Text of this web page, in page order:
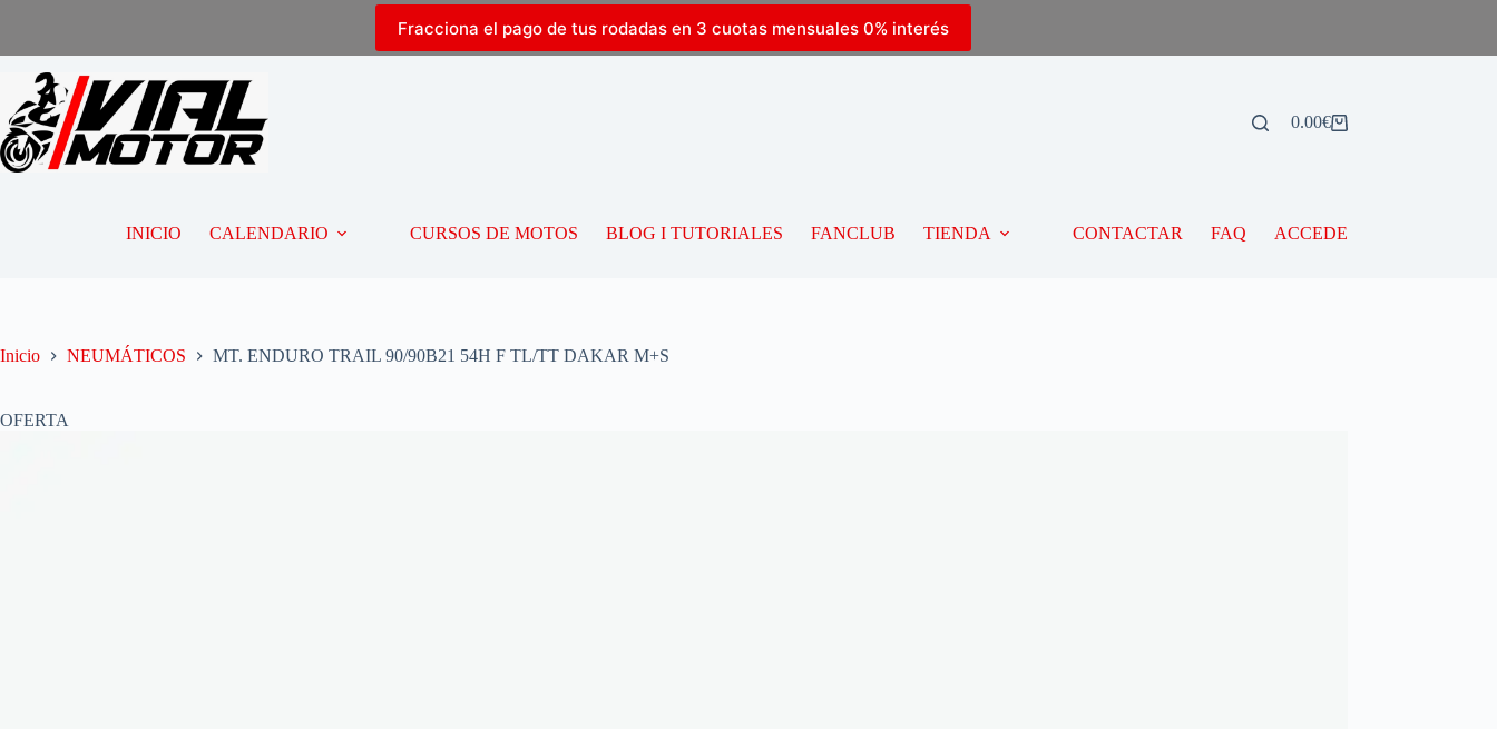
Fracciona el pago de tus rodadas en 3 cuotas mensuales 0% interés
0.00€
INICIO CALENDARIO CURSOS DE MOTOS BLOG I TUTORIALES FANCLUB TIENDA CONTACTAR FAQ ACCEDE
Inicio NEUMÁTICOS MT. ENDURO TRAIL 90/90B21 54H F TL/TT DAKAR M+S
OFERTA